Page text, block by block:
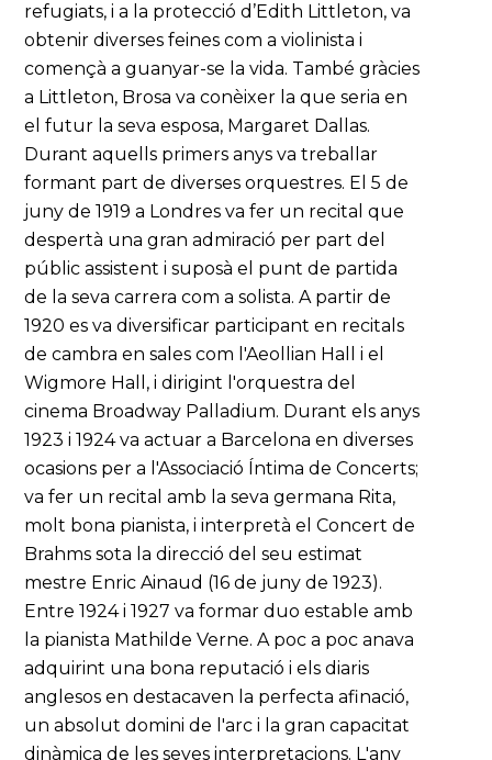
refugiats, i a la protecció d’Edith Littleton, va
obtenir diverses feines com a violinista i
començà a guanyar-se la vida. També gràcies
a Littleton, Brosa va conèixer la que seria en
el futur la seva esposa, Margaret Dallas.
Durant aquells primers anys va treballar
formant part de diverses orquestres. El 5 de
juny de 1919 a Londres va fer un recital que
despertà una gran admiració per part del
públic assistent i suposà el punt de partida
de la seva carrera com a solista. A partir de
1920 es va diversificar participant en recitals
de cambra en sales com l'Aeollian Hall i el
Wigmore Hall, i dirigint l'orquestra del
cinema Broadway Palladium. Durant els anys
1923 i 1924 va actuar a Barcelona en diverses
ocasions per a l'Associació Íntima de Concerts;
va fer un recital amb la seva germana Rita,
molt bona pianista, i interpretà el Concert de
Brahms sota la direcció del seu estimat
mestre Enric Ainaud (16 de juny de 1923).
Entre 1924 i 1927 va formar duo estable amb
la pianista Mathilde Verne. A poc a poc anava
adquirint una bona reputació i els diaris
anglesos en destacaven la perfecta afinació,
un absolut domini de l'arc i la gran capacitat
dinàmica de les seves interpretacions. L'any